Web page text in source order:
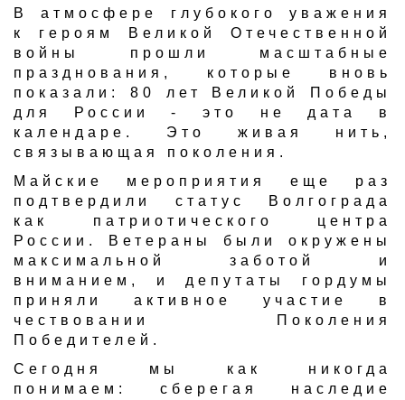
В атмосфере глубокого уважения
к героям Великой Отечественной
войны прошли масштабные
празднования, которые вновь
показали: 80 лет Великой Победы
для России - это не дата в
календаре. Это живая нить,
связывающая поколения.
Майские мероприятия еще раз
подтвердили статус Волгограда
как патриотического центра
России. Ветераны были окружены
максимальной заботой и
вниманием, и депутаты гордумы
приняли активное участие в
чествовании Поколения
Победителей.
Сегодня мы как никогда
понимаем: сберегая наследие